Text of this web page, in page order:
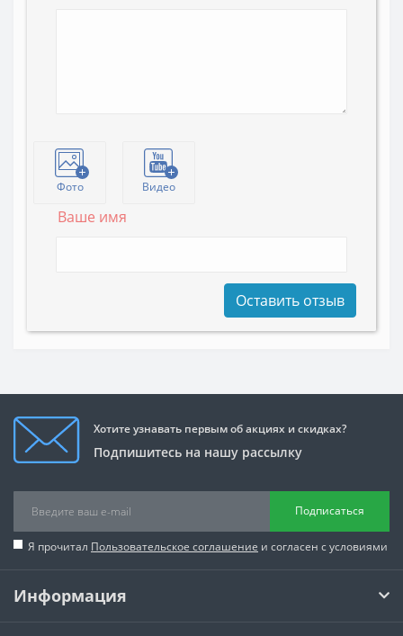
Фото Видео
Ваше имя
Оставить отзыв
Хотите узнавать первым об акциях и скидках?
Подпишитесь на нашу рассылку
Подписаться
Я прочитал Пользовательское соглашение и согласен с условиями
Информация